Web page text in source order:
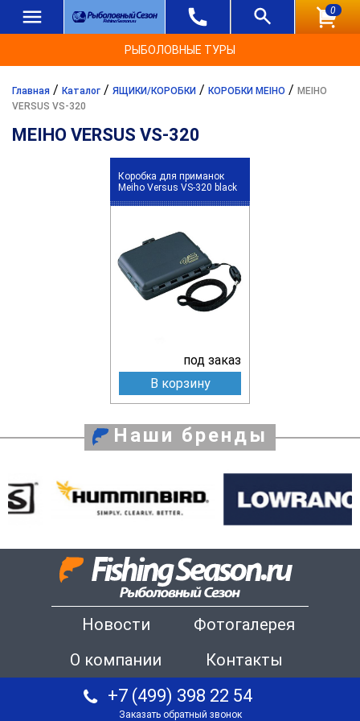
0
РЫБОЛОВНЫЕ ТУРЫ
Главная / Каталог / ЯЩИКИ/КОРОБКИ / КОРОБКИ MEIHO / MEIHO
VERSUS VS-320
MEIHO VERSUS VS-320
Коробка для приманок
Meiho Versus VS-320 black
под заказ
В корзину
Наши бренды
Новости
Фотогалерея
О компании
Контакты
+7 (499) 398 22 54
Заказать обратный звонок